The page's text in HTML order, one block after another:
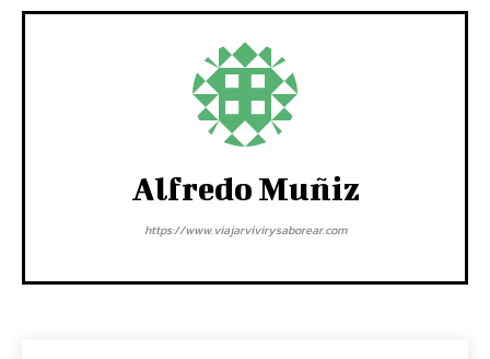
Alfredo Muñiz
https://www.viajarvivirysaborear.com